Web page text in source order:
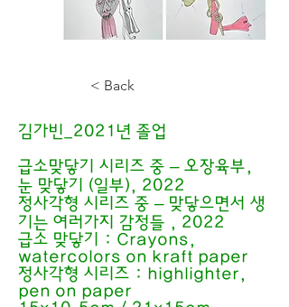
< Back
김가빈_2021년 졸업
급소맞닿기 시리즈 중 – 오장육부,
눈 맞닿기 (일부), 2022
정사각형 시리즈 중 – 맞닿으면서 생
기는 여러가지 감정들 , 2022
급소 맞닿기 : Crayons,
watercolors on kraft paper
정사각형 시리즈 : highlighter,
pen on paper